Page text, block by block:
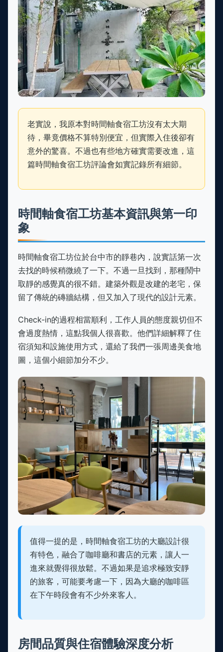
老實說，我原本對時間軸食宿工坊沒有太大期
待，畢竟價格不算特別便宜，但實際入住後卻有
意外的驚喜。不過也有些地方確實需要改進，這
篇時間軸食宿工坊評論會如實記錄所有細節。
時間軸食宿工坊基本資訊與第一印
象
時間軸食宿工坊位於台中市的靜巷內，說實話第一次
去找的時候稍微繞了一下。不過一旦找到，那種鬧中
取靜的感覺真的很不錯。建築外觀是改建的老宅，保
留了傳統的磚牆結構，但又加入了現代的設計元素。
Check-in的過程相當順利，工作人員的態度親切但不
會過度熱情，這點我個人很喜歡。他們詳細解釋了住
宿須知和設施使用方式，還給了我們一張周邊美食地
圖，這個小細節加分不少。
值得一提的是，時間軸食宿工坊的大廳設計很
有特色，融合了咖啡廳和書店的元素，讓人一
進來就覺得很放鬆。不過如果是追求極致安靜
的旅客，可能要考慮一下，因為大廳的咖啡區
在下午時段會有不少外來客人。
房間品質與住宿體驗深度分析